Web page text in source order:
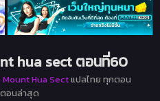
hua sect ตอนที่60
Hua Sectแปลไทย ทุกตอน
อนล่าสุด